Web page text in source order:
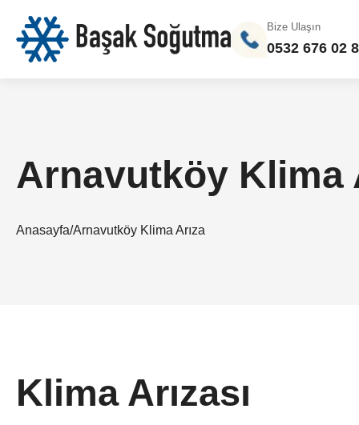
Bize Ulaşın
0532 676 02
Arnavutköy Klima
Anasayfa/Arnavutköy Klima Arıza
Klima Arızası